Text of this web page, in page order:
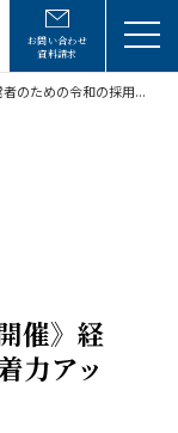
お問い合わせ
資料請求
のための令和の採用...
催》経
力アッ